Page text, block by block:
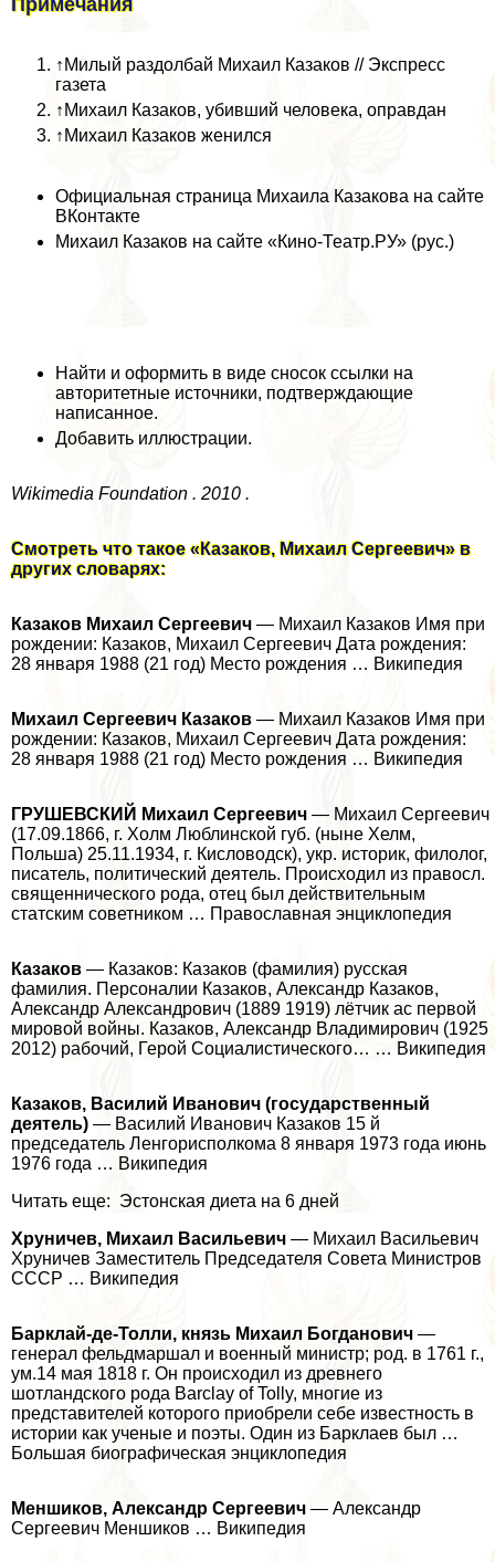
↑ Милый раздолбай Михаил Казаков // Экспресс
газета
↑ Михаил Казаков, убивший человека, оправдан
↑ Михаил Казаков женился
Официальная страница Михаила Казакова на сайте
ВКонтакте
Михаил Казаков на сайте «Кино-Театр.РУ» (рус.)
Найти и оформить в виде сносок ссылки на
авторитетные источники, подтверждающие
написанное.
Добавить иллюстрации.
Wikimedia Foundation . 2010 .
Смотреть что такое «Казаков, Михаил Сергеевич» в
других словарях:
Казаков Михаил Сергеевич — Михаил Казаков Имя при
рождении: Казаков, Михаил Сергеевич Дата рождения:
28 января 1988 (21 год) Место рождения … Википедия
Михаил Сергеевич Казаков — Михаил Казаков Имя при
рождении: Казаков, Михаил Сергеевич Дата рождения:
28 января 1988 (21 год) Место рождения … Википедия
ГРУШЕВСКИЙ Михаил Сергеевич — Михаил Сергеевич
(17.09.1866, г. Холм Люблинской губ. (ныне Хелм,
Польша) 25.11.1934, г. Кисловодск), укр. историк, филолог,
писатель, политический деятель. Происходил из правосл.
священнического рода, отец был действительным
статским советником … Православная энциклопедия
Казаков — Казаков: Казаков (фамилия) русская
фамилия. Персоналии Казаков, Александр Казаков,
Александр Александрович (1889 1919) лётчик ас первой
мировой войны. Казаков, Александр Владимирович (1925
2012) рабочий, Герой Социалистического… … Википедия
Казаков, Василий Иванович (государственный
деятель) — Василий Иванович Казаков 15 й
председатель Ленгорисполкома 8 января 1973 года июнь
1976 года … Википедия
Читать еще: Эстонская диета на 6 дней
Хруничев, Михаил Васильевич — Михаил Васильевич
Хруничев Заместитель Председателя Совета Министров
СССР … Википедия
Барклай-де-Толли, князь Михаил Богданович —
генерал фельдмаршал и военный министр; род. в 1761 г.,
ум.14 мая 1818 г. Он происходил из древнего
шотландского рода Barclay of Tolly, многие из
представителей которого приобрели себе известность в
истории как ученые и поэты. Один из Барклаев был …
Большая биографическая энциклопедия
Меншиков, Александр Сергеевич — Александр
Сергеевич Меншиков … Википедия